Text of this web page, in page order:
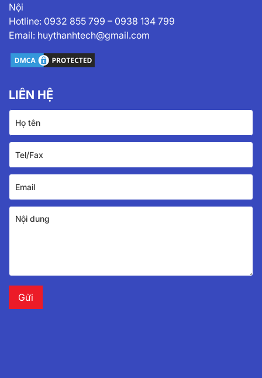
Nội
Hotline: 0932 855 799 – 0938 134 799
Email: huythanhtech@gmail.com
LIÊN HỆ